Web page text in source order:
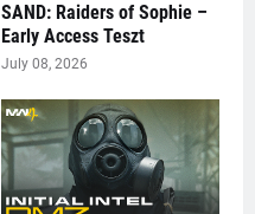
SAND: Raiders of Sophie –
Early Access Teszt
July 08, 2026